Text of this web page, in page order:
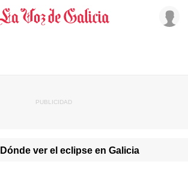
ver el eclipse en Galicia